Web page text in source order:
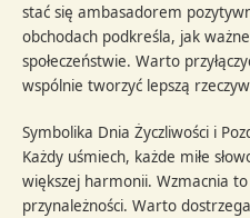
stać się ambasadorem
obchodach podkreśla, jak
społeczeństwie. Warto
wspólnie tworzyć lepszą
Symbolika Dnia Życzliwości i
Każdy uśmiech, każde miłe
większej harmonii. Wzmacnia
przynależności. Warto